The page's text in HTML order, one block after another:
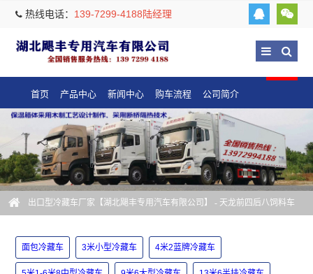
热线电话： 139-7299-4188陆经理
首页 产品中心 新闻中心 购车流程 公司简介
出口型冷藏车厂家【湖北飓丰专用汽车有限公司】 - 天龙前四后八饲料车
面包冷藏车 3米小型冷藏车 4米2蓝牌冷藏车